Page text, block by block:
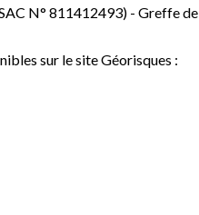
N° 811412493) - Greffe de
sur le site Géorisques :